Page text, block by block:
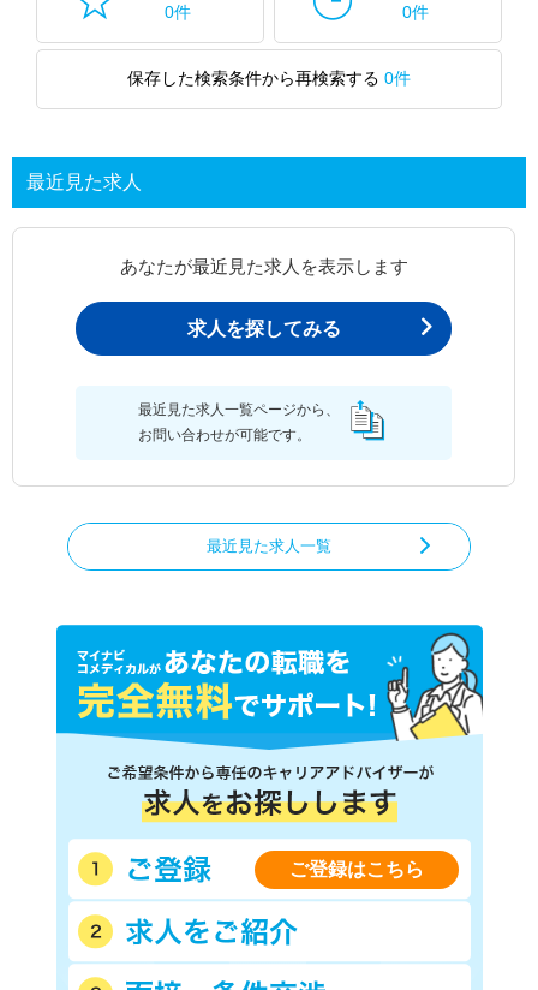
0件
0件
保存した検索条件から再検索する 0件
最近見た求人
あなたが最近見た求人を表示します
求人を探してみる
最近見た求人一覧ページから、
お問い合わせが可能です。
最近見た求人一覧
ご登録はこちら